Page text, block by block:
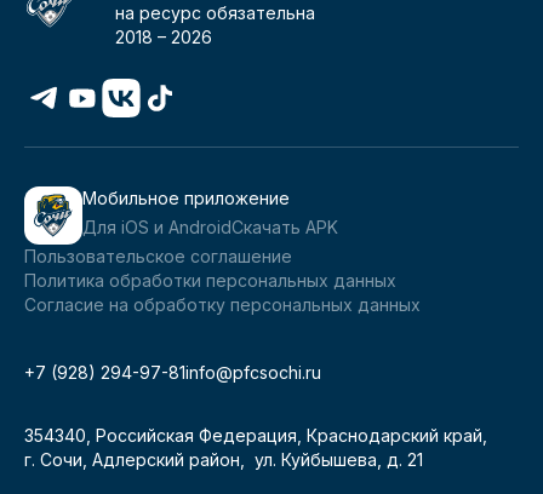
на ресурс обязательна
2018 –2026
Мобильное приложение
Для iOS и AndroidСкачать APK
Пользовательское соглашение
Политика обработки персональных данных
Согласие на обработку персональных данных
+7 (928) 294-97-81info@pfcsochi.ru
354340, Российская Федерация, Краснодарский край,
г. Сочи, Адлерский район, ул. Куйбышева, д. 21